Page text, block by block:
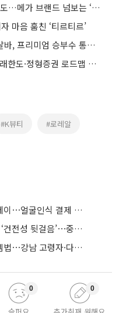
‘국민 틴트’로 글로벌 트렌드 선도…메가 브랜드 넘보는 ‘롬앤’
마음 훔친 ‘티르티르’
‘승무원 미스트’로 성장가도⋯달바, 프리미엄 승부수 통했다
STO 하위법규 예상안, 풀링·거래한도·정형증권 로드맵 제시
#K뷰티 #로레알
가입 문턱 낮추는 토스 페이스페이⋯얼굴인식 결제 확산 속도낸다
5대 은행, 상반기 9조 벌었지만 ‘건전성 뒷걸음’⋯중기대출 문턱 높아지나
세제 개편에 복잡해진 자산가 셈법⋯강남 고령자·다주택자 ‘자산재편 고심’
0 0